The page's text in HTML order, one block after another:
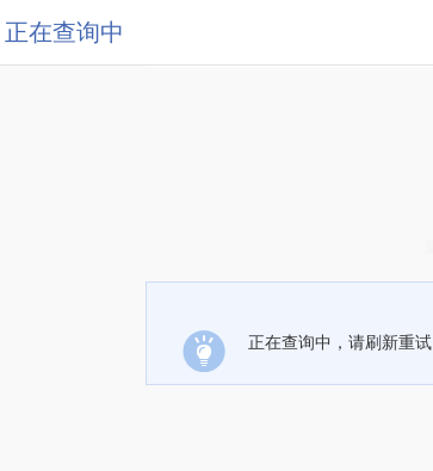
正在查询中
正在查询中，请刷新重试